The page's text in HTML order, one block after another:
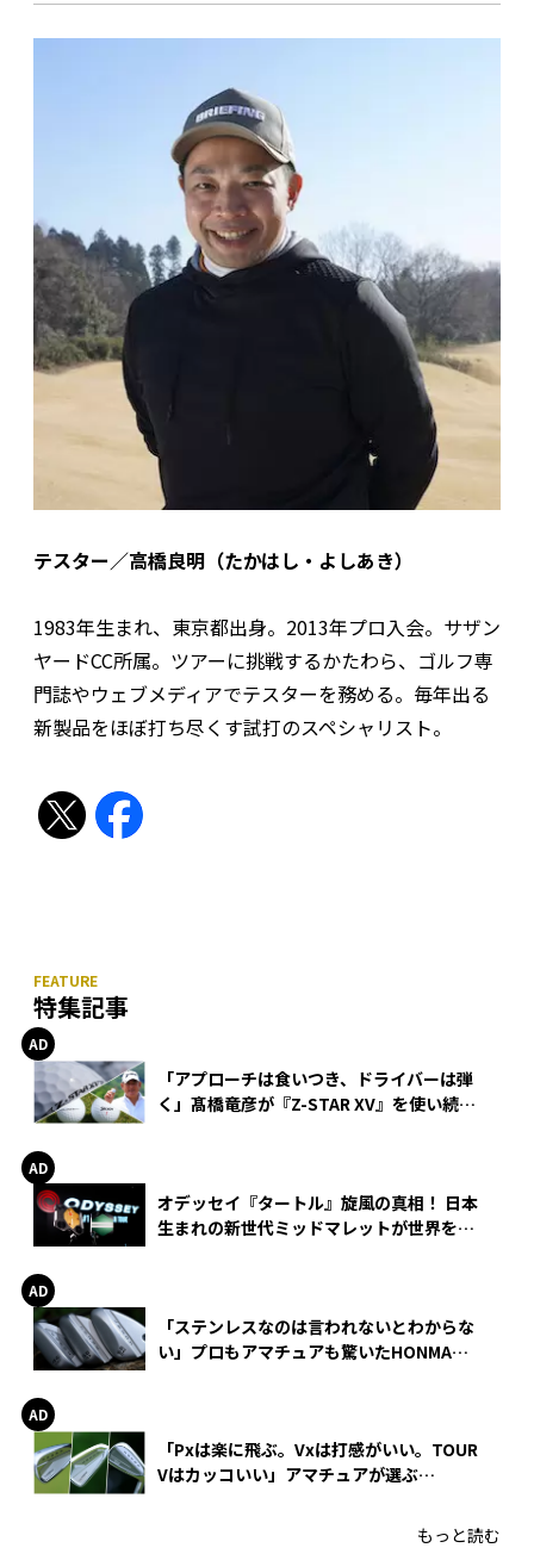
テスター／高橋良明（たかはし・よしあき）
1983年生まれ、東京都出身。2013年プロ入会。サザン
ヤードCC所属。ツアーに挑戦するかたわら、ゴルフ専
門誌やウェブメディアでテスターを務める。毎年出る
新製品をほぼ打ち尽くす試打のスペシャリスト。
特集記事
「アプローチは食いつき、ドライバーは弾
く」髙橋竜彦が『Z-STAR XV』を使い続け
オデッセイ『タートル』旋風の真相！ 日本
生まれの新世代ミッドマレットが世界を席
「ステンレスなのは言われないとわからな
い」プロもアマチュアも驚いたHONMA
「Pxは楽に飛ぶ。Vxは打感がいい。TOUR
Vはカッコいい」アマチュアが選ぶ
もっと読む